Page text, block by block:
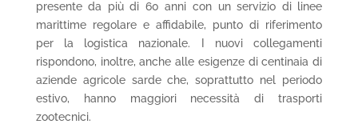
presente da più di 60 anni con un servizio di linee
marittime regolare e affidabile, punto di riferimento
per la logistica nazionale. I nuovi collegamenti
rispondono, inoltre, anche alle esigenze di centinaia di
aziende agricole sarde che, soprattutto nel periodo
estivo, hanno maggiori necessità di trasporti
zootecnici.